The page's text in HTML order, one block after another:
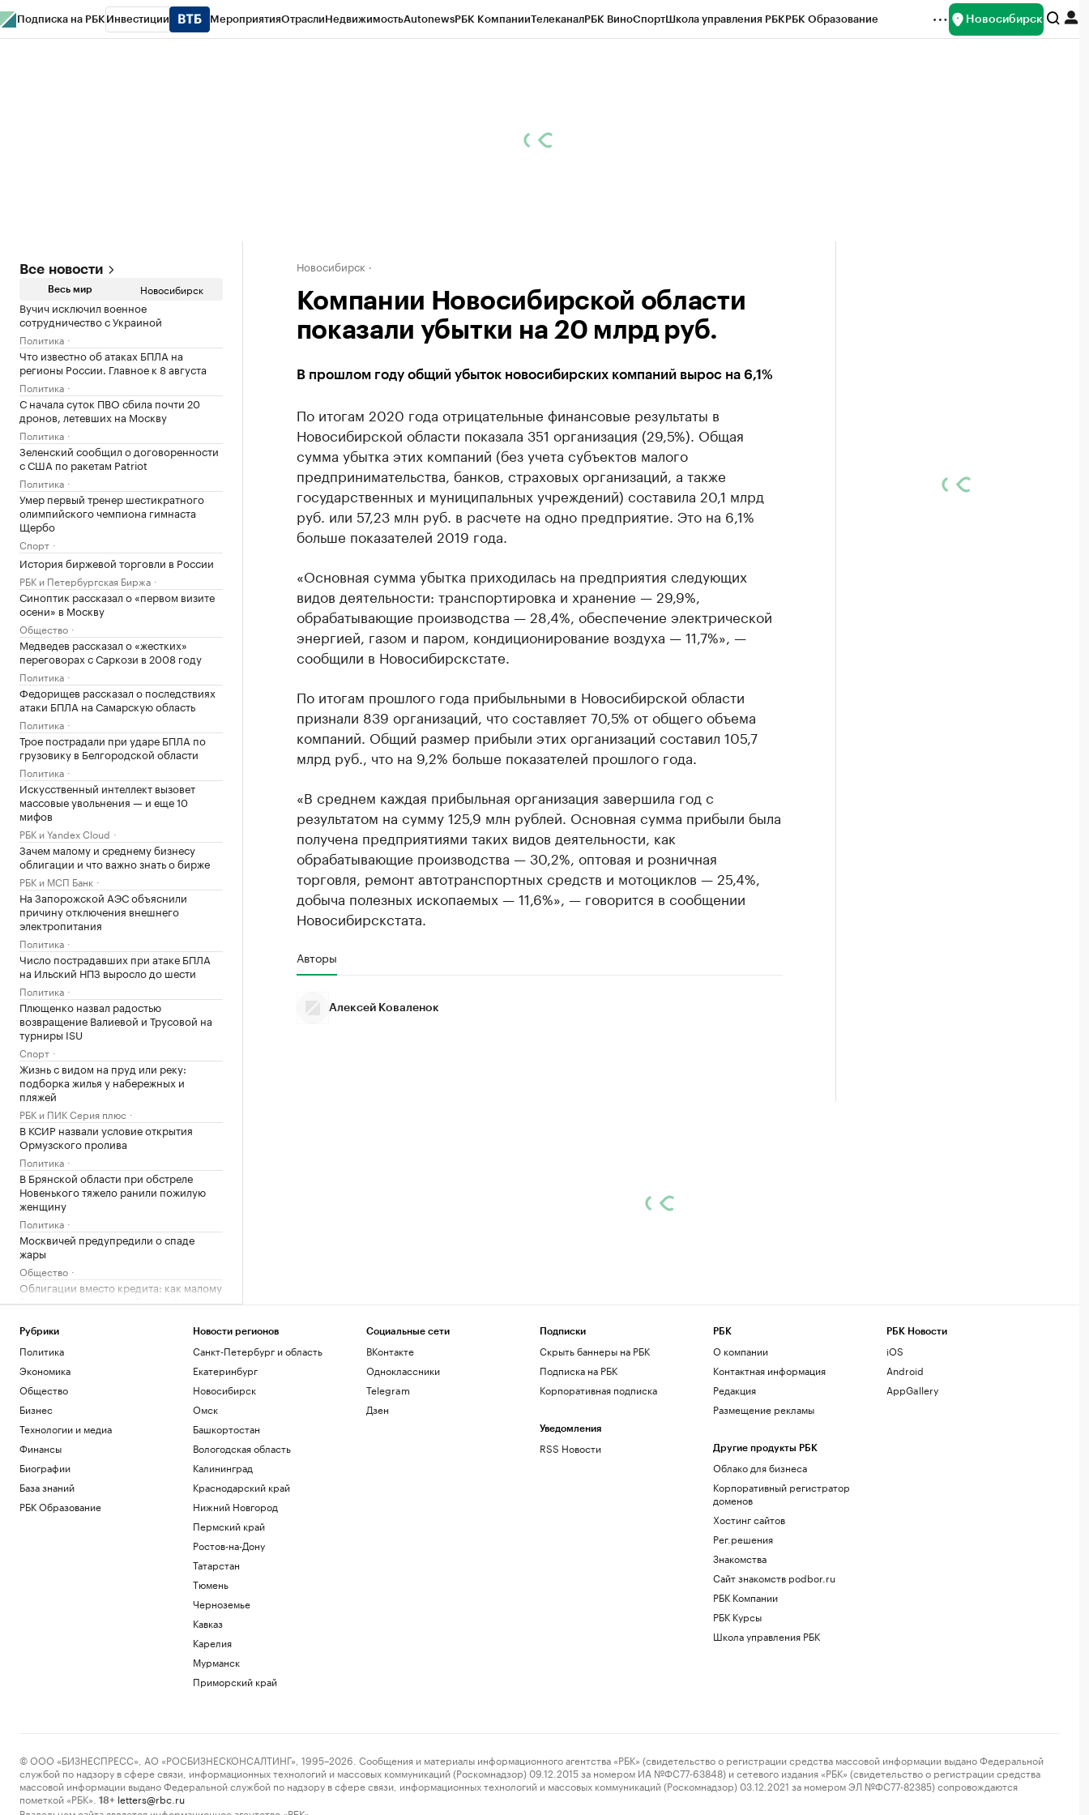
Подписка на РБК Инвестиции МероприятияОтраслиНедвижимостьAutonewsРБК КомпанииТелеканалРБК ВиноСпортШкола управления РБКРБК Образование Новосибирск
Все новости
Весь мир Новосибирск
Вучич исключил военное
сотрудничество с Украиной
Политика
Что известно об атаках БПЛА на
регионы России. Главное к 8 августа
Политика
С начала суток ПВО сбила почти 20
дронов, летевших на Москву
Политика
Зеленский сообщил о договоренности
с США по ракетам Patriot
Политика
Умер первый тренер шестикратного
олимпийского чемпиона гимнаста
Щербо
Спорт
История биржевой торговли в России
РБК и Петербургская Биржа
Синоптик рассказал о «первом визите
осени» в Москву
Общество
Медведев рассказал о «жестких»
переговорах с Саркози в 2008 году
Политика
Федорищев рассказал о последствиях
атаки БПЛА на Самарскую область
Политика
Трое пострадали при ударе БПЛА по
грузовику в Белгородской области
Политика
Искусственный интеллект вызовет
массовые увольнения — и еще 10
мифов
РБК и Yandex Cloud
Зачем малому и среднему бизнесу
облигации и что важно знать о бирже
РБК и МСП Банк
На Запорожской АЭС объяснили
причину отключения внешнего
электропитания
Политика
Число пострадавших при атаке БПЛА
на Ильский НПЗ выросло до шести
Политика
Плющенко назвал радостью
возвращение Валиевой и Трусовой на
турниры ISU
Спорт
Жизнь с видом на пруд или реку:
подборка жилья у набережных и
пляжей
РБК и ПИК Серия плюс
В КСИР назвали условие открытия
Ормузского пролива
Политика
В Брянской области при обстреле
Новенького тяжело ранили пожилую
женщину
Политика
Москвичей предупредили о спаде
жары
Общество
Облигации вместо кредита: как малому
бизнесу разместить публичный долг
Новосибирск
Компании Новосибирской области
показали убытки на 20 млрд руб.
В прошлом году общий убыток новосибирских компаний вырос на 6,1%
По итогам 2020 года отрицательные финансовые результаты в
Новосибирской области показала 351 организация (29,5%). Общая
сумма убытка этих компаний (без учета субъектов малого
предпринимательства, банков, страховых организаций, а также
государственных и муниципальных учреждений) составила 20,1 млрд
руб. или 57,23 млн руб. в расчете на одно предприятие. Это на 6,1%
больше показателей 2019 года.
«Основная сумма убытка приходилась на предприятия следующих
видов деятельности: транспортировка и хранение — 29,9%,
обрабатывающие производства — 28,4%, обеспечение электрической
энергией, газом и паром, кондиционирование воздуха — 11,7%», —
сообщили в Новосибирскстате.
По итогам прошлого года прибыльными в Новосибирской области
признали 839 организаций, что составляет 70,5% от общего объема
компаний. Общий размер прибыли этих организаций составил 105,7
млрд руб., что на 9,2% больше показателей прошлого года.
«В среднем каждая прибыльная организация завершила год с
результатом на сумму 125,9 млн рублей. Основная сумма прибыли была
получена предприятиями таких видов деятельности, как
обрабатывающие производства — 30,2%, оптовая и розничная
торговля, ремонт автотранспортных средств и мотоциклов — 25,4%,
добыча полезных ископаемых — 11,6%», — говорится в сообщении
Новосибирскстата.
Авторы
Алексей Коваленок
Рубрики
Политика
Экономика
Общество
Бизнес
Технологии и медиа
Финансы
Биографии
База знаний
РБК Образование
Новости регионов
Санкт-Петербург и область
Екатеринбург
Новосибирск
Омск
Башкортостан
Вологодская область
Калининград
Краснодарский край
Нижний Новгород
Пермский край
Ростов-на-Дону
Татарстан
Тюмень
Черноземье
Кавказ
Карелия
Мурманск
Приморский край
Социальные сети
ВКонтакте
Одноклассники
Telegram
Дзен
Подписки
Скрыть баннеры на РБК
Подписка на РБК
Корпоративная подписка
Уведомления
RSS Новости
РБК
О компании
Контактная информация
Редакция
Размещение рекламы
Другие продукты РБК
Облако для бизнеса
Корпоративный регистратор
доменов
Хостинг сайтов
Рег.решения
Знакомства
Сайт знакомств podbor.ru
РБК Компании
РБК Курсы
Школа управления РБК
РБК Новости
iOS
Android
AppGallery
© ООО «БИЗНЕСПРЕСС», АО «РОСБИЗНЕСКОНСАЛТИНГ», 1995–2026. Сообщения и материалы информационного агентства «РБК» (свидетельство о регистрации средства массовой информации выдано Федеральной
службой по надзору в сфере связи, информационных технологий и массовых коммуникаций (Роскомнадзор) 09.12.2015 за номером ИА №ФС77-63848) и сетевого издания «РБК» (свидетельство о регистрации средства
массовой информации выдано Федеральной службой по надзору в сфере связи, информационных технологий и массовых коммуникаций (Роскомнадзор) 03.12.2021 за номером ЭЛ №ФС77-82385) сопровождаются
пометкой «РБК».
18+ letters@rbc.ru